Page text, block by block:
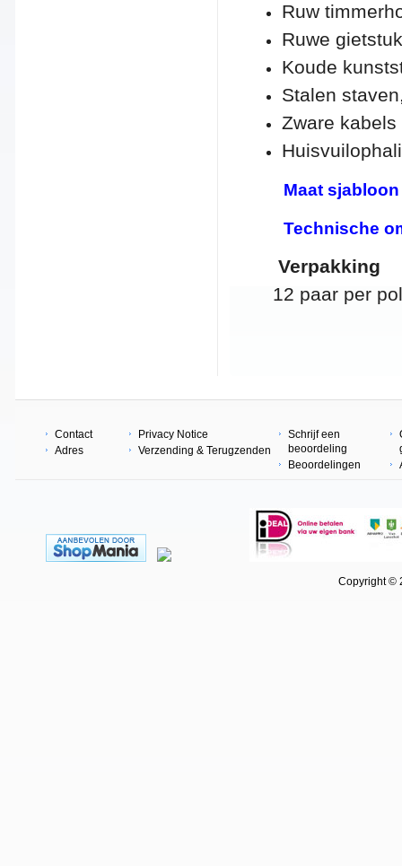
Ruw
Ruwe
Koude
Stalen
Zware kabels
Maat
Technische
Verpakking
12 paar per
Contact
Adres
Privacy Notice
Verzending & Terugzenden
Schrijf een
beoordeling
Beoordelingen
Copyright ©